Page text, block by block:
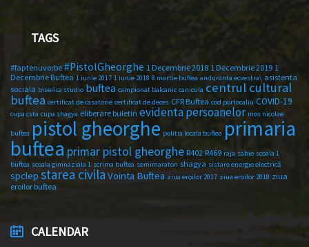
TAGS
#faptenuvorbe #PistolGheorghe 1 Decembrie 2018 1 Decembrie 2019 1
Decembrie Buftea 1 iunie 2017 1 iunie 2018 8 martie buftea anduranta ecvestra\ asistenta
sociala biserica studio buftea campionat balcanic canicula centrul cultural
buftea certificat de casatorie certificat de deces CFR Buftea cod portocaliu COVID-19
cupa csta cupa shagya eliberare buletin evidenta persoanelor mos nicolae
buftea pistol gheorghe politia locala buftea primaria
buftea primar pistol gheorghe R402 R469 raja sabie scoala 1
buftea scoala gimnaziala 1 scrima buftea semimaraton shagya sistare energie electrică
spclep starea civila Vointa Buftea ziua eroilor 2017 ziua eroilor 2018 ziua
eroilor buftea
CALENDAR